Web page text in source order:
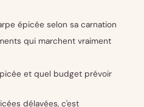
épicée selon sa carnation
qui marchent vraiment
et quel budget prévoir
délavées, c'est